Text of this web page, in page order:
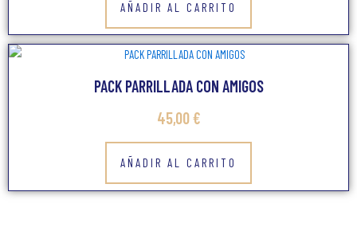
AÑADIR AL CARRITO
PACK PARRILLADA CON AMIGOS
45,00€
AÑADIR AL CARRITO